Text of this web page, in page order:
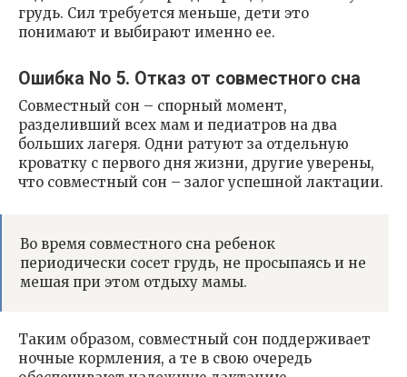
грудь. Сил требуется меньше, дети это
понимают и выбирают именно ее.
Ошибка No 5. Отказ от совместного сна
Совместный сон – спорный момент,
разделивший всех мам и педиатров на два
больших лагеря. Одни ратуют за отдельную
кроватку с первого дня жизни, другие уверены,
что совместный сон – залог успешной лактации.
Во время совместного сна ребенок
периодически сосет грудь, не просыпаясь и не
мешая при этом отдыху мамы.
Таким образом, совместный сон поддерживает
ночные кормления, а те в свою очередь